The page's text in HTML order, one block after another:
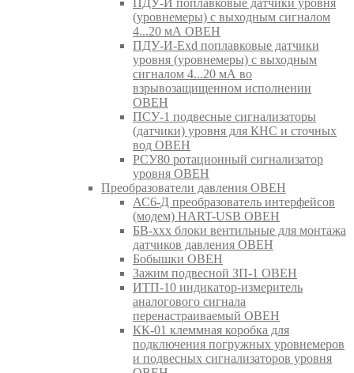
ПДУ-И поплавковые датчики уровня
(уровнемеры) с выходным сигналом
4...20 мА ОВЕН
ПДУ-И-Exd поплавковые датчики
уровня (уровнемеры) с выходным
сигналом 4...20 мА во
взрывозащищенном исполнении
ОВЕН
ПСУ-1 подвесные сигнализаторы
(датчики) уровня для КНС и сточных
вод ОВЕН
РСУ80 ротационный сигнализатор
уровня ОВЕН
Преобразователи давления ОВЕН
АС6-Д преобразователь интерфейсов
(модем) HART-USB ОВЕН
БВ-ххх блоки вентильные для монтажа
датчиков давления ОВЕН
Бобышки ОВЕН
Зажим подвесной ЗП-1 ОВЕН
ИТП-10 индикатор-измеритель
аналогового сигнала
перенастраиваемый ОВЕН
КК-01 клеммная коробка для
подключения погружных уровнемеров
и подвесных сигнализаторов уровня